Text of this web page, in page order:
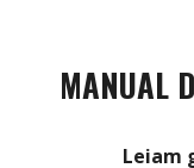
MANUAL
Leiam